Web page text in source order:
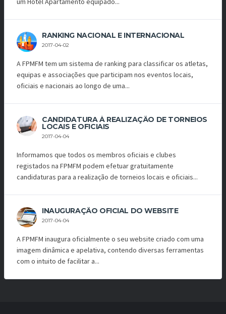
RANKING NACIONAL E INTERNACIONAL
2017-04-02
A FPMFM tem um sistema de ranking para classificar os atletas,
equipas e associações que participam nos eventos locais,
oficiais e nacionais ao longo de uma...
CANDIDATURA À REALIZAÇÃO DE TORNEIOS
LOCAIS E OFICIAIS
2017-04-04
Informamos que todos os membros oficiais e clubes
registados na FPMFM podem efetuar gratuitamente
candidaturas para a realização de torneios locais e oficiais...
INAUGURAÇÃO OFICIAL DO WEBSITE
2017-04-04
A FPMFM inaugura oficialmente o seu website criado com uma
imagem dinâmica e apelativa, contendo diversas ferramentas
com o intuito de facilitar a...